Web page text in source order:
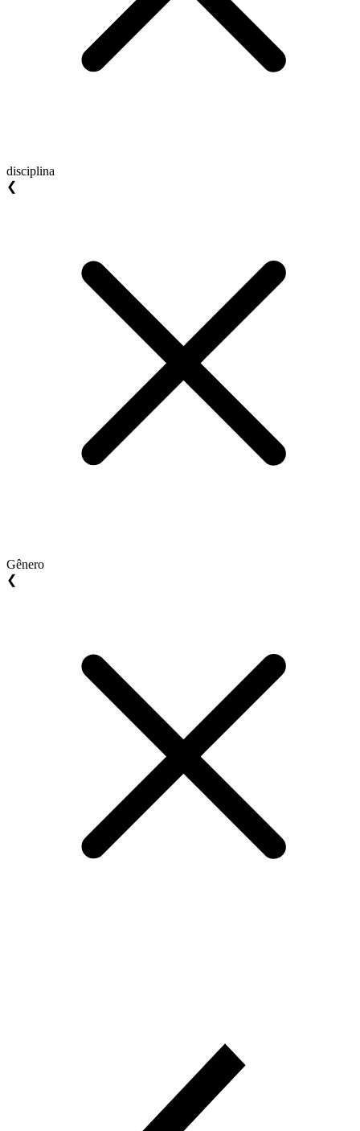
disciplina
❮
Gênero
❮